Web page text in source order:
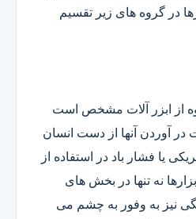
در گروه های زیر تقسیم
از ابزر آلات مشخص است
آوردن آنها از دست انسان
یا فشار باد در استفاده از
نه تنها در بخش های
نیز به وفور به چشم می